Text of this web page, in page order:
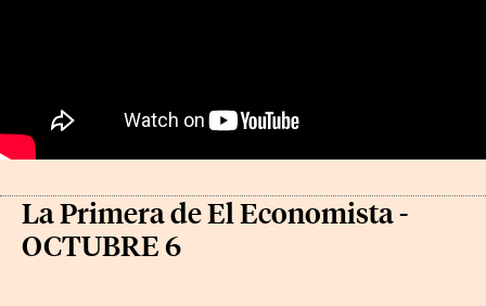
La Primera de El Economista -
OCTUBRE 6